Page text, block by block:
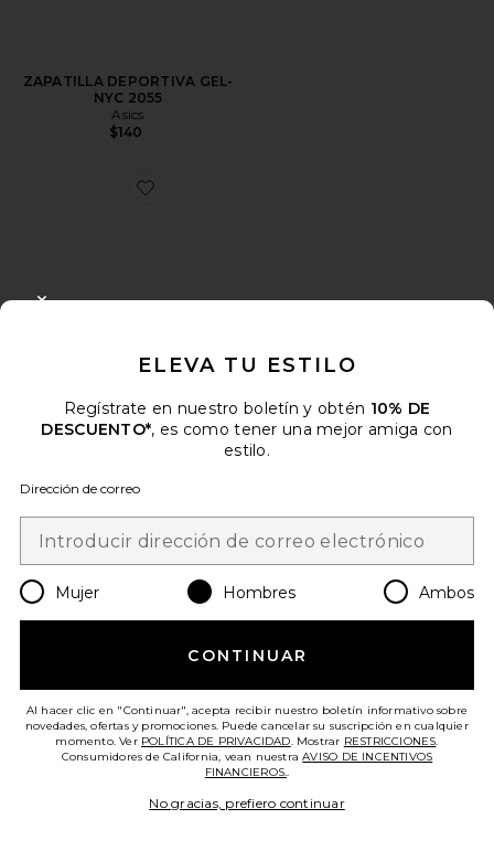
ZAPATILLA DEPORTIVA GEL-
NYC 2055
Asics
$140
Favorite ZAPATILLA DEPORTIVA GEL-NIMBUS 10.1
ZAPATILLA DEPORTIVA GEL-
NIMBUS 10.1
Favorite ZAPATILLA DEPORTIVA GEL-1130
ELEVA TU ESTILO
Regístrate en nuestro boletín y obtén 10% DE
DESCUENTO*, es como tener una mejor amiga con
estilo.
Dirección de correo
Mujer Hombres Ambos
CONTINUAR
Al hacer clic en "Continuar", acepta recibir nuestro boletín informativo sobre
novedades, ofertas y promociones. Puede cancelar su suscripción en cualquier
momento. Ver POLÍTICA DE PRIVACIDAD. Mostrar RESTRICCIONES.
Consumidores de California, vean nuestraAVISO DE INCENTIVOS
FINANCIEROS..
No gracias, prefiero continuar